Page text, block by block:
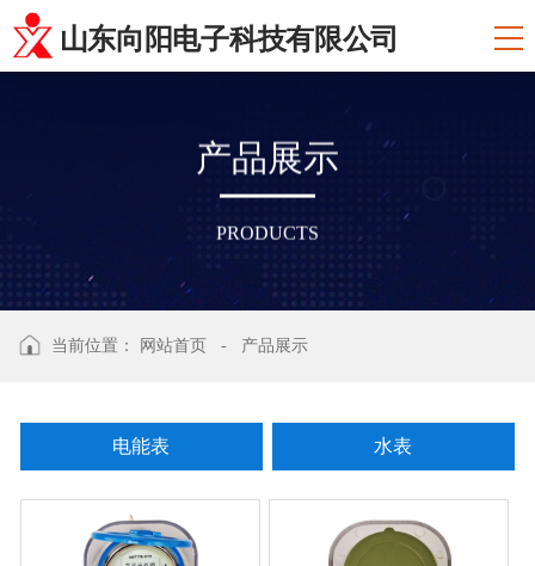
山东向阳电子科技有限公司
产品展示
PRODUCTS
当前位置： 网站首页 - 产品展示
电能表 水表